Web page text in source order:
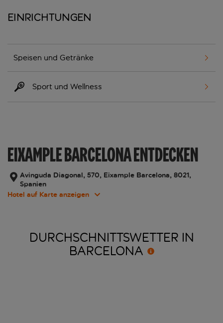
Einrichtungen
Speisen und Getränke
Sport und Wellness
EIXAMPLE BARCELONA ENTDECKEN
Avinguda Diagonal, 570, Eixample Barcelona, 8021,
Spanien
Hotel auf Karte anzeigen
DURCHSCHNITTSWETTER IN
BARCELONA